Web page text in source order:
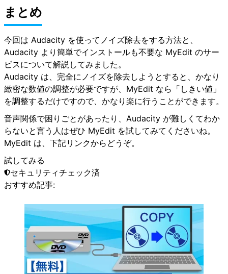
まとめ
今回は Audacity を使ってノイズ除去をする方法と、
Audacity より簡単でインストールも不要な MyEdit のサー
ビスについて解説してみました。
Audacity は、完全にノイズを除去しようとすると、かなり
緻密な数値の調整が必要ですが、MyEdit なら「しきい値」
を調整するだけですので、かなり楽に行うことができます。
音声関係で困りごとがあったり、Audacity が難しくてわか
らないと言う人はぜひ MyEdit を試してみてくださいね。
MyEdit は、下記リンクからどうぞ。
試してみる
セキュリティチェック済
おすすめ記事: